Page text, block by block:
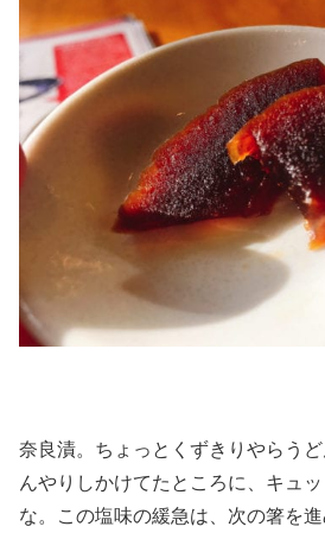
奈良漬。ちょっとくずきりやらう
んやりしかけてたところに、キュ
な。この塩味の緩急は、次の箸を